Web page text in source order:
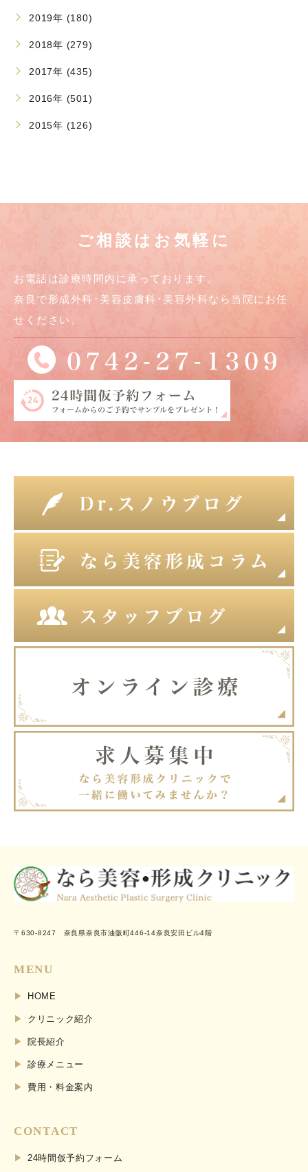
2019年 (180)
2018年 (279)
2017年 (435)
2016年 (501)
2015年 (126)
ご相談はお気軽に
お電話は診療時間内に承っております。
奈良で形成外科･美容皮膚科･美容外科なら当院にお任
せください。
〒630-8247 奈良県奈良市油阪町446-14奈良安田ビル4階
MENU
HOME
クリニック紹介
院長紹介
診療メニュー
費用・料金案内
CONTACT
24時間仮予約フォーム